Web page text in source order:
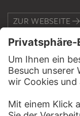
ZUR WEBSEITE
KONTAKT
Haben Sie